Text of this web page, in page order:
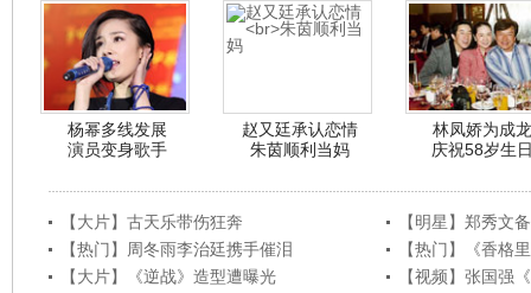
杨幂多线发展
演员变身歌手
赵又廷承认恋情
朱茵顺利当妈
林凤娇为成龙
庆祝58岁生
【大片】古天乐带伤狂奔
【明星】郑秀文
【热门】周冬雨李治廷携手催泪
【热门】《香格
【大片】《逆战》造型遭曝光
【视频】张国强